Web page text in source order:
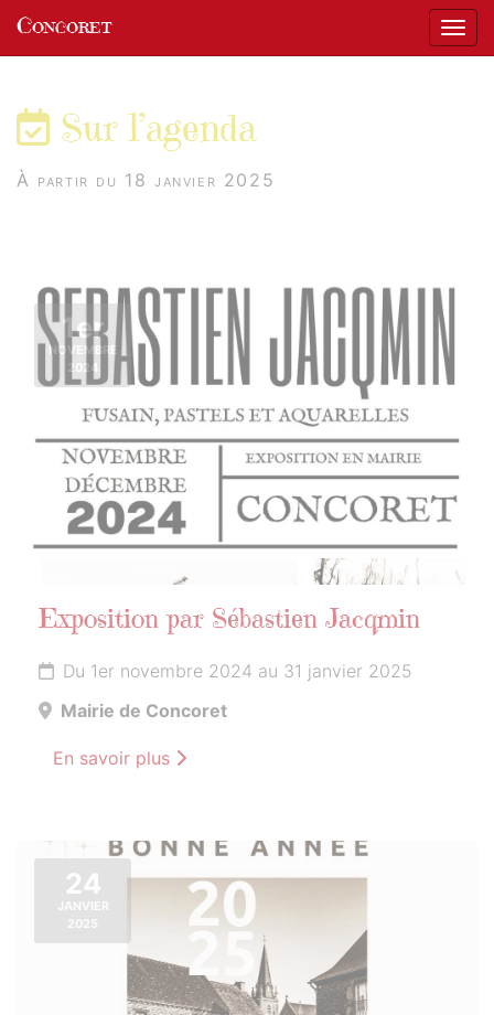
Concoret
Sur l’agenda
À partir du 18 janvier 2025
1er
NOVEMBRE
2024
Exposition par Sébastien Jacqmin
Du 1er novembre 2024 au 31 janvier 2025
Mairie de Concoret
En savoir plus
24
JANVIER
2025
Panneau de gestion des cookies